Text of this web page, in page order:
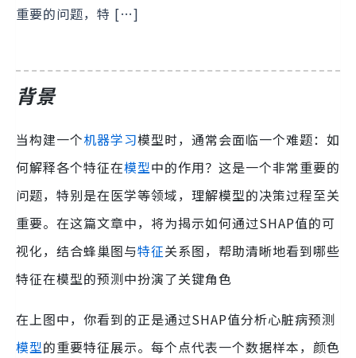
重要的问题，特 […]
背景
当构建一个机器学习模型时，通常会面临一个难题：如
何解释各个特征在模型中的作用？这是一个非常重要的
问题，特别是在医学等领域，理解模型的决策过程至关
重要。在这篇文章中，将为揭示如何通过SHAP值的可
视化，结合蜂巢图与特征关系图，帮助清晰地看到哪些
特征在模型的预测中扮演了关键角色
在上图中，你看到的正是通过SHAP值分析心脏病预测
模型的重要特征展示。每个点代表一个数据样本，颜色